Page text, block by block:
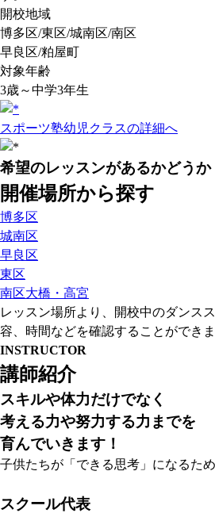
開校地域
博多区/東区/城南区/南区
早良区/粕屋町
対象年齢
3歳～中学3年生
スポーツ塾幼児クラスの詳細へ
希望のレッスンがあるかどうか
開催場所から探す
博多区
城南区
早良区
東区
南区大橋・高宮
レッスン場所より、開校中のダンス
容、時間などを確認することができま
INSTRUCTOR
講師紹介
スキルや体力だけでなく
考える力や努力する力までを
育んでいきます！
子供たちが「できる思考」になるた
スクール代表